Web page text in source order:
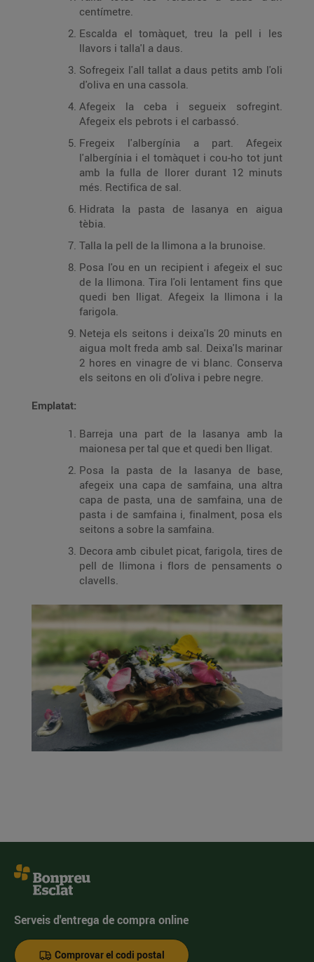
centímetre.
Escalda el tomàquet, treu la pell i les
llavors i talla'l a daus.
Sofregeix l'all tallat a daus petits amb l'oli
d'oliva en una cassola.
Afegeix la ceba i segueix sofregint.
Afegeix els pebrots i el carbassó.
Fregeix l'albergínia a part. Afegeix
l'albergínia i el tomàquet i cou-ho tot junt
amb la fulla de llorer durant 12 minuts
més. Rectifica de sal.
Hidrata la pasta de lasanya en aigua
tèbia.
Talla la pell de la llimona a la brunoise.
Posa l'ou en un recipient i afegeix el suc
de la llimona. Tira l'oli lentament fins que
quedi ben lligat. Afegeix la llimona i la
farigola.
Neteja els seitons i deixa'ls 20 minuts en
aigua molt freda amb sal. Deixa'ls marinar
2 hores en vinagre de vi blanc. Conserva
els seitons en oli d'oliva i pebre negre.
Emplatat:
Barreja una part de la lasanya amb la
maionesa per tal que et quedi ben lligat.
Posa la pasta de la lasanya de base,
afegeix una capa de samfaina, una altra
capa de pasta, una de samfaina, una de
pasta i de samfaina i, finalment, posa els
seitons a sobre la samfaina.
Decora amb cibulet picat, farigola, tires de
pell de llimona i flors de pensaments o
clavells.
Serveis d'entrega de compra online
Comprovar el codi postal